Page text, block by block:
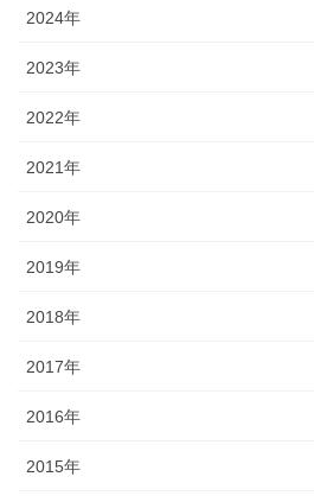
2024年
2023年
2022年
2021年
2020年
2019年
2018年
2017年
2016年
2015年